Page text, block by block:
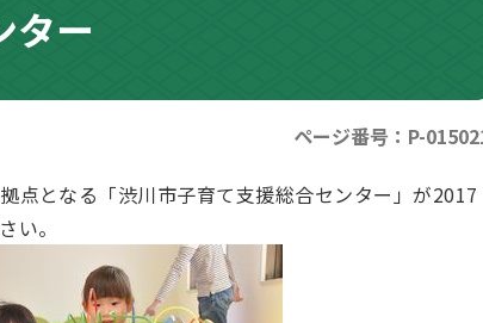
ター
ページ番号：P-
点となる「渋川市子育て支援総合センター」が2017
い。